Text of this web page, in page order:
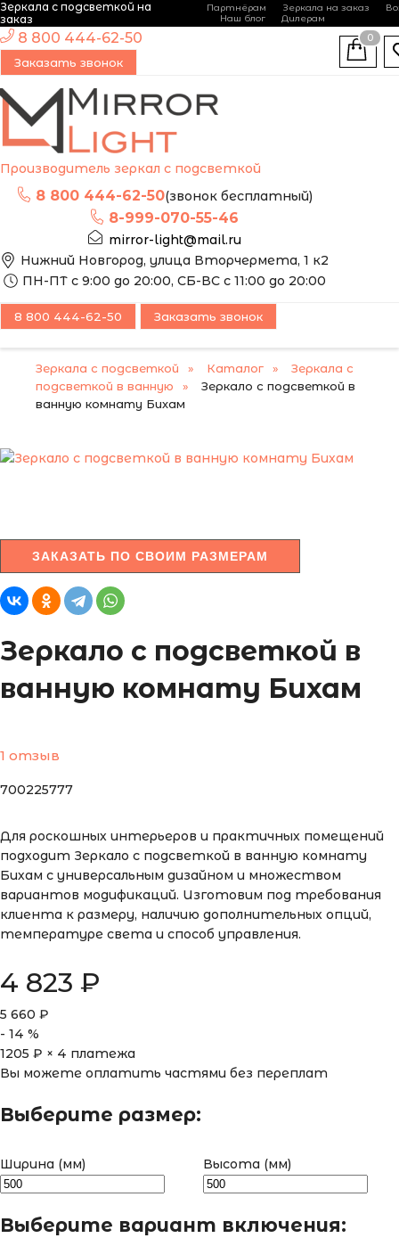
Зеркала с подсветкой на
заказ
Партнёрам Зеркала на заказ
Наш блог
Дилерам
Производитель зеркал с подсветкой
8 800 444-62-50(звонок бесплатный)
8-999-070-55-46
mirror-light@mail.ru
Нижний Новгород, улица Вторчермета, 1 к2
ПН-ПТ с 9:00 до 20:00, СБ-ВС с 11:00 до 20:00
8 800 444-62-50
Заказать звонок
0
8 800 444-62-50 Заказать звонок
Зеркала с подсветкой Каталог
Зеркала с
подсветкой в ванную
Зеркало с подсветкой в
ванную комнату Бихам
ЭТО ЗЕРКАЛО МЫ
МОЖЕМ ИЗГОТОВИТЬ
ПО ВАШИМ
ЗАКАЗАТЬ ПО СВОИМ РАЗМЕРАМ
Зеркало с подсветкой в
ванную комнату Бихам
1 отзыв
700225777
Для роскошных интерьеров и практичных помещений
подходит Зеркало с подсветкой в ванную комнату
Бихам с универсальным дизайном и множеством
вариантов модификаций. Изготовим под требования
клиента к размеру, наличию дополнительных опций,
температуре света и способ управления.
4 823 ₽
5 660 ₽
- 14 %
1205 ₽ × 4 платежа
Вы можете оплатить частями без переплат
Выберите размер:
Ширина (мм) Высота (мм)
Выберите вариант включения:
-